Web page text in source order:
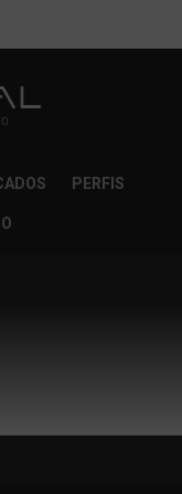
PERFIS